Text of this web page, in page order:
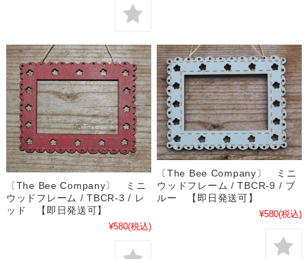
〔The Bee Company〕 ミニ
ウッドフレーム / TBCR-3 / レ
ッド 【即日発送可】
¥580(税込)
〔The Bee Company〕 ミニ
ウッドフレーム / TBCR-9 / ブ
ルー 【即日発送可】
¥580(税込)